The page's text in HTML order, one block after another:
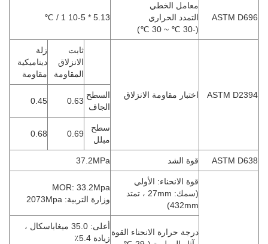
ASTM D696
معامل الخطي
التمدد الحراري
(-30 ℃ ~ 30 ℃)
5.13 * 10-5 1 / ℃
ASTM D2394 اختبار مقاومة الانزلاق
ثابت
الانزلاق
المقاومة
زلة
ديناميكية
مقاومة
السطح
الجاف
0.63
0.45
سطح
مبلل
0.69
0.68
ASTM D638 قوة الشد 37.2MPa
قوة الانحناء: الأولي
(سمك: 27mm ، تمتد
432mm)
MOR: 33.2Mpa
وزارة التربية: 2073Mpa
درجة حرارة الانحناء القوة
أعلى: 35.0 ميغاباسكال ،
زيادة 5.4٪